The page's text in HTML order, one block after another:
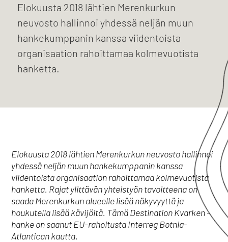
Elokuusta 2018 lähtien Merenkurkun
neuvosto hallinnoi yhdessä neljän muun
hankekumppanin kanssa viidentoista
organisaation rahoittamaa kolmevuotista
hanketta.
Elokuusta 2018 lähtien Merenkurkun neuvosto hallinnoi
yhdessä neljän muun hankekumppanin kanssa
viidentoista organisaation rahoittamaa kolmevuotista
hanketta. Rajat ylittävän yhteistyön tavoitteena on
saada Merenkurkun alueelle lisää näkyvyyttä ja
houkutella lisää kävijöitä. Tämä Destination Kvarken -
hanke on saanut EU-rahoitusta Interreg Botnia-
Atlantican kautta.